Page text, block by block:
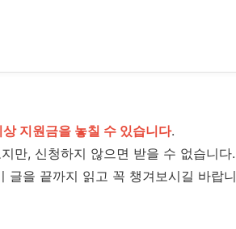
지원금을 놓칠 수 있습니다.
만, 신청하지 않으면 받을 수 없습니다.
글을 끝까지 읽고 꼭 챙겨보시길 바랍니